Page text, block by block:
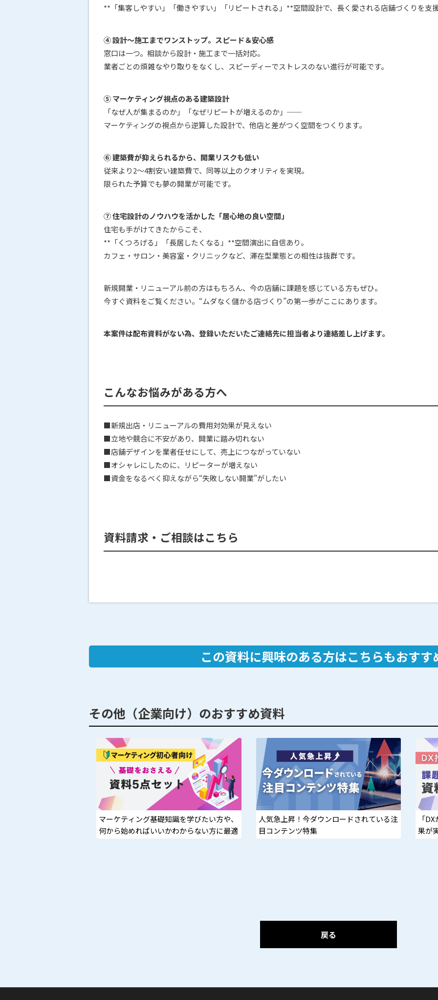
**「集客しやすい」「働きやすい」「リピートされる」**空間設計で、長く愛される店舗づくりを支
④ 設計〜施工までワンストップ。スピード＆安心感
窓口は一つ。相談から設計・施工まで一括対応。
業者ごとの煩雑なやり取りをなくし、スピーディーでストレスのない進行が可能です。
⑤ マーケティング視点のある建築設計
「なぜ人が集まるのか」「なぜリピートが増えるのか」──
マーケティングの視点から逆算した設計で、他店と差がつく空間をつくります。
⑥ 建築費が抑えられるから、開業リスクも低い
従来より2〜4割安い建築費で、同等以上のクオリティを実現。
限られた予算でも夢の開業が可能です。
⑦ 住宅設計のノウハウを活かした「居心地の良い空間」
住宅も手がけてきたからこそ、
**「くつろげる」「長居したくなる」**空間演出に自信あり。
カフェ・サロン・美容室・クリニックなど、滞在型業態との相性は抜群です。
新規開業・リニューアル前の方はもちろん、今の店舗に課題を感じている方もぜひ。
今すぐ資料をご覧ください。“ムダなく儲かる店づくり”の第一歩がここにあります。
本案件は配布資料がない為、登録いただいたご連絡先に担当者より連絡差し上げます。
こんなお悩みがある方へ
■新規出店・リニューアルの費用対効果が見えない
■立地や競合に不安があり、開業に踏み切れない
■店舗デザインを業者任せにして、売上につながっていない
■オシャレにしたのに、リピーターが増えない
■資金をなるべく抑えながら“失敗しない開業”がしたい
資料請求・ご相談はこちら
この資料に興味のある方はこちらもおすす
その他（企業向け）のおすすめ資料
マーケティング基礎知識を学びたい方や、
何から始めればいいかわからない方に最適
人気急上昇！今ダウンロードされている注
目コンテンツ特集
「
果が
戻る